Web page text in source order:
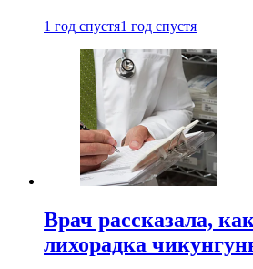
1 год спустя1 год спустя
Врач рассказала,
лихорадка